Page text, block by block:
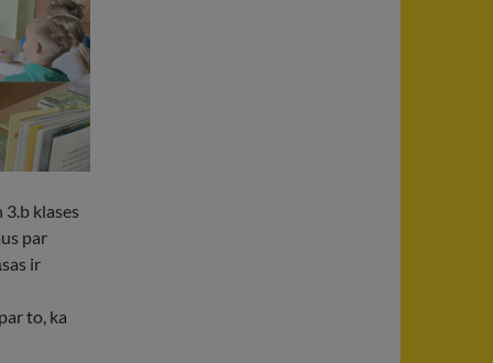
klases
par
ir
to, ka